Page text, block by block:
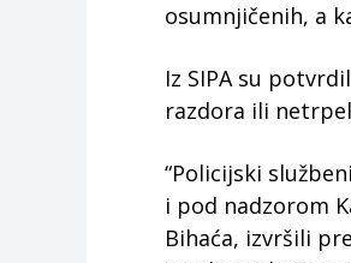
osumnjičenih, a
Iz SIPA su
razdora ili
“Policijski
i pod nadzorom
Bihaća, izvršili